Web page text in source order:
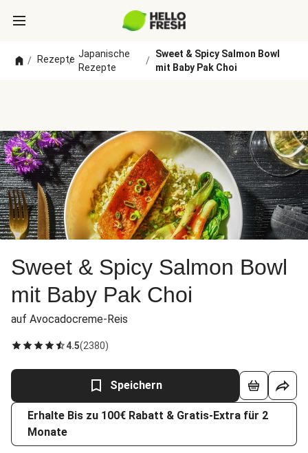
/ Rezepte
/
Japanische
Rezepte
/
Sweet & Spicy Salmon Bowl
mit Baby Pak Choi
Sweet & Spicy Salmon Bowl
mit Baby Pak Choi
auf Avocadocreme-Reis
4.5(2380)
Speichern
Erhalte Bis zu 100€ Rabatt & Gratis-Extra für 2
Monate